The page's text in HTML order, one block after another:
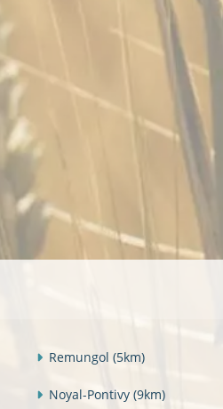
Remungol (5km)
Noyal-Pontivy (9km)